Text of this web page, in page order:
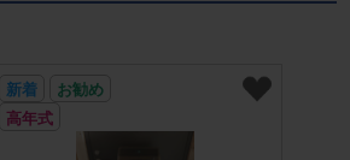
新着
お勧め
高年式